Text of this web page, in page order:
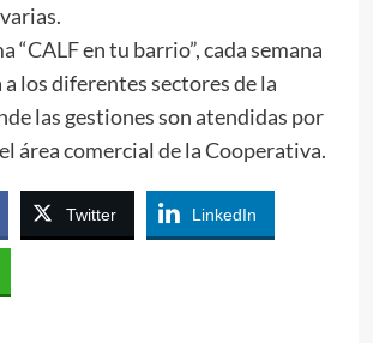
“CALF en tu barrio”, cada semana
los diferentes sectores de la
las gestiones son atendidas por
área comercial de la Cooperativa.
Twitter LinkedIn